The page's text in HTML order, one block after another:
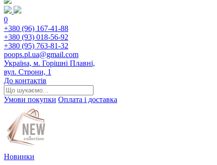
0
+380 (96) 167-41-88
+380 (93) 018-56-92
+380 (95) 763-81-32
poops.pl.ua@gmail.com
Україна, м. Горішні Плавні,
вул. Строни, 1
До контактів
Умови покупки Оплата і доставка
Новинки